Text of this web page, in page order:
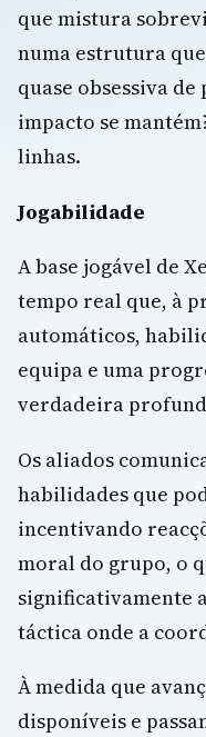
que mistura
numa estrutura
quase obsessiva
impacto se
linhas.
Jogabilidade
A base jogável de
tempo real que, à
automáticos,
equipa e uma
verdadeira
Os aliados
habilidades que
incentivando
moral do grupo, o
significativamente
táctica onde a
À medida que
disponíveis e